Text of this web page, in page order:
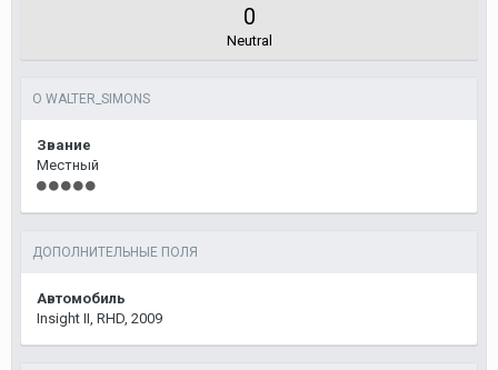
0
Neutral
О WALTER_SIMONS
Звание
Местный
ДОПОЛНИТЕЛЬНЫЕ ПОЛЯ
Автомобиль
Insight II, RHD, 2009